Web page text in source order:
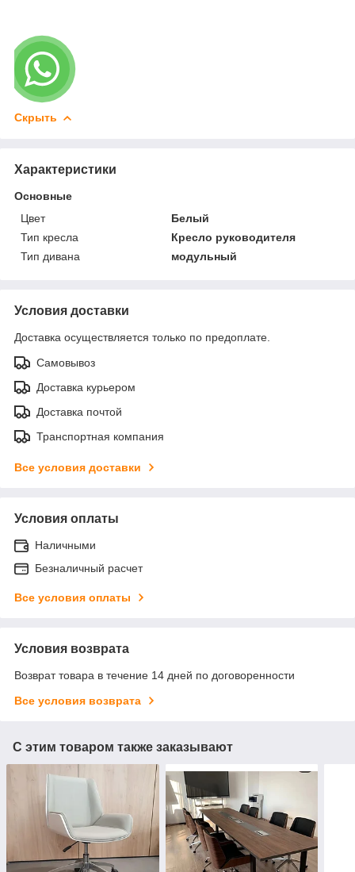
Скрыть
Характеристики
Основные
Цвет
Белый
Тип кресла
Кресло руководителя
Тип дивана
модульный
Условия доставки
Доставка осуществляется только по предоплате.
Самовывоз
Доставка курьером
Доставка почтой
Транспортная компания
Все условия доставки
Условия оплаты
Наличными
Безналичный расчет
Все условия оплаты
Условия возврата
Возврат товара в течение 14 дней по договоренности
Все условия возврата
С этим товаром также заказывают